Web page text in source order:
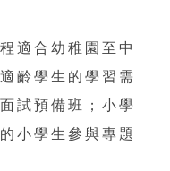
適合幼稚園至中
齡學生的學習需
試預備班；小學
小學生參與專題